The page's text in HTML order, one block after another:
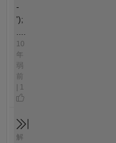
-
');
....
10
年
弱
前
| 1
解